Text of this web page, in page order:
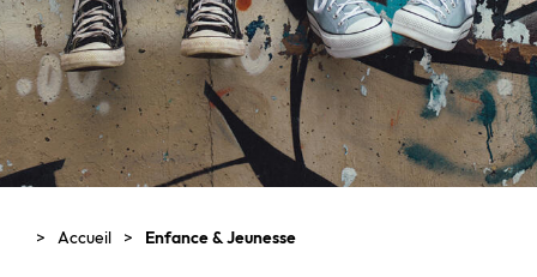
ASSOCIATIONS PISCINES
Accueil Enfance & Jeunesse